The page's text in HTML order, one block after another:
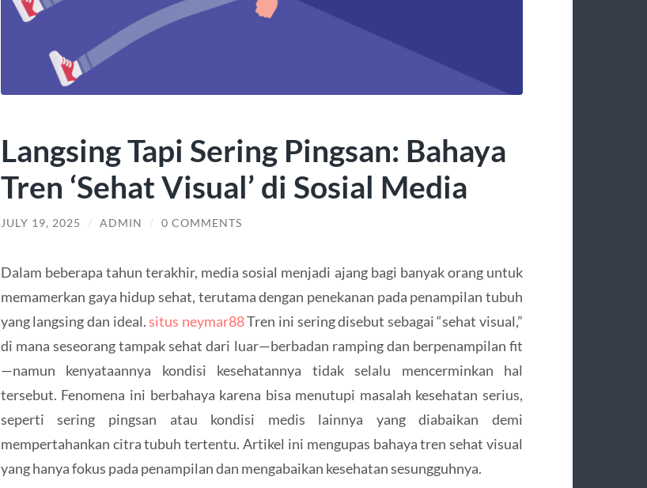
Langsing Tapi Sering Pingsan: Bahaya
Tren ‘Sehat Visual’ di Sosial Media
JULY 19, 2025 / ADMIN / 0 COMMENTS
Dalam beberapa tahun terakhir, media sosial menjadi ajang bagi banyak orang untuk
memamerkan gaya hidup sehat, terutama dengan penekanan pada penampilan tubuh
yang langsing dan ideal.situs neymar88Tren ini sering disebut sebagai “sehat visual,”
di mana seseorang tampak sehat dari luar—berbadan ramping dan berpenampilan fit
—namun kenyataannya kondisi kesehatannya tidak selalu mencerminkan hal
tersebut. Fenomena ini berbahaya karena bisa menutupi masalah kesehatan serius,
seperti sering pingsan atau kondisi medis lainnya yang diabaikan demi
mempertahankan citra tubuh tertentu. Artikel ini mengupas bahaya tren sehat visual
yang hanya fokus pada penampilan dan mengabaikan kesehatan sesungguhnya.